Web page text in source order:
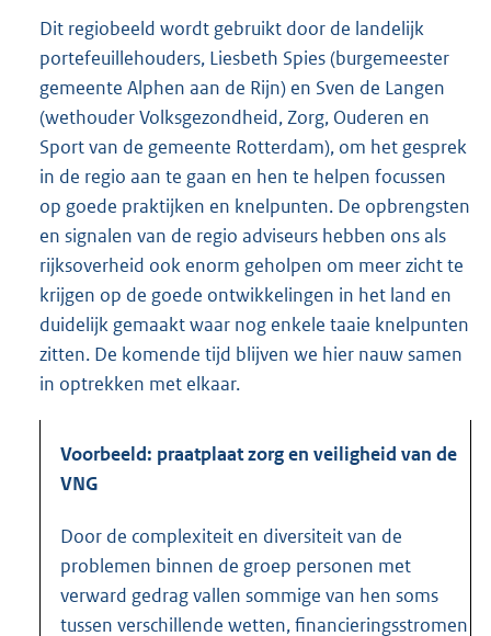
Dit regiobeeld wordt gebruikt door de landelijk
portefeuillehouders, Liesbeth Spies (burgemeester
gemeente Alphen aan de Rijn) en Sven de Langen
(wethouder Volksgezondheid, Zorg, Ouderen en
Sport van de gemeente Rotterdam), om het gesprek
in de regio aan te gaan en hen te helpen focussen
op goede praktijken en knelpunten. De opbrengsten
en signalen van de regio adviseurs hebben ons als
rijksoverheid ook enorm geholpen om meer zicht te
krijgen op de goede ontwikkelingen in het land en
duidelijk gemaakt waar nog enkele taaie knelpunten
zitten. De komende tijd blijven we hier nauw samen
in optrekken met elkaar.
Voorbeeld: praatplaat zorg en veiligheid van de
VNG
Door de complexiteit en diversiteit van de
problemen binnen de groep personen met
verward gedrag vallen sommige van hen soms
tussen verschillende wetten, financieringsstromen